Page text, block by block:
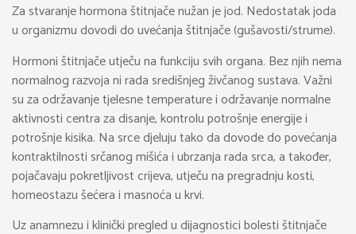
Za stvaranje hormona štitnjače nužan je jod. Nedostatak joda
u organizmu dovodi do uvećanja štitnjače (gušavosti/strume).
Hormoni štitnjače utječu na funkciju svih organa. Bez njih nema
normalnog razvoja ni rada središnjeg živčanog sustava. Važni
su za održavanje tjelesne temperature i održavanje normalne
aktivnosti centra za disanje, kontrolu potrošnje energije i
potrošnje kisika. Na srce djeluju tako da dovode do povećanja
kontraktilnosti srčanog mišića i ubrzanja rada srca, a također,
pojačavaju pokretljivost crijeva, utječu na pregradnju kosti,
homeostazu šećera i masnoća u krvi.
Uz anamnezu i klinički pregled u dijagnostici bolesti štitnjače